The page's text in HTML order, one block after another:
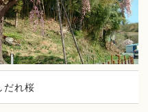
だれ桜